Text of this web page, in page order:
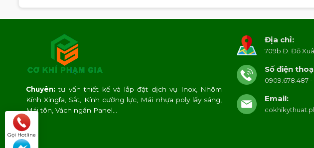
Chuyên:tư vấn thiết kế và lắp đặt dịch vụ Inox, Nhôm
Kính Xingfa, Sắt, Kính cường lực, Mái nhựa poly lấy sáng,
Mái tôn, Vách ngăn Panel…
Địa chỉ:
709b Đ. Đỗ
Số điện
0909.678.487 -
Email:
Gọi Hotline